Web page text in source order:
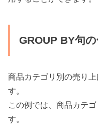
GROUP BY句の
商品カテゴリ別の売り
す。
この例では、商品カテ
す。